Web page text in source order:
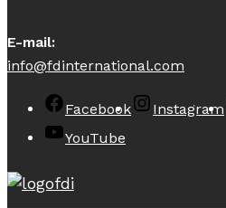
E-mail:
info@fdinternational.com
Facebook Instagram
YouTube